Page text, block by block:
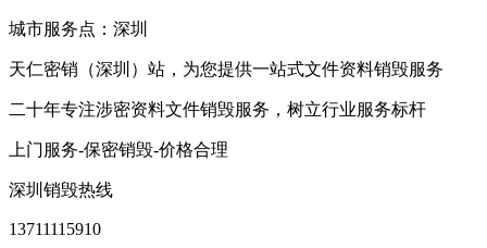
城市服务点：深圳
天仁密销（深圳）站，为您提供一站式文件资料销毁服务
二十年专注涉密资料文件销毁服务，树立行业服务标杆
上门服务-保密销毁-价格合理
深圳销毁热线
13711115910